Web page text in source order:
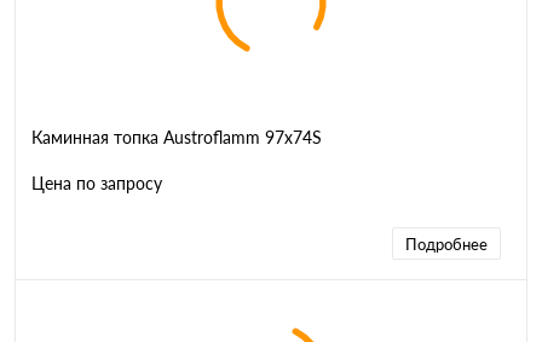
Каминная топка Austroflamm 97x74S
Цена по запросу
Подробнее